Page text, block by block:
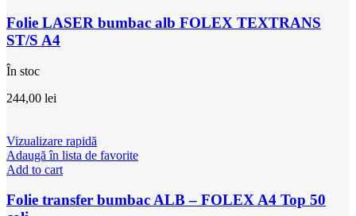
Folie LASER bumbac alb FOLEX TEXTRANS
ST/S A4
În stoc
244,00 lei
Vizualizare rapidă
Adaugă în lista de favorite
Add to cart
Folie transfer bumbac ALB – FOLEX A4 Top 50